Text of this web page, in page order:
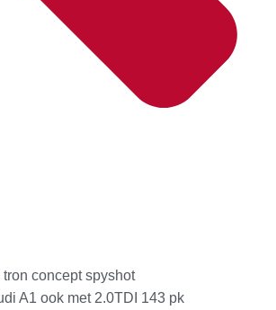
concept spyshot
A1 ook met 2.0TDI 143 pk